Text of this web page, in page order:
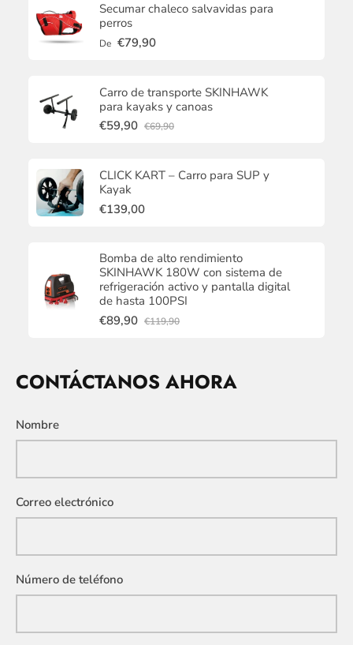
Secumar chaleco salvavidas para
perros
De €79,90
Carro de transporte SKINHAWK
para kayaks y canoas
€59,90 €69,90
CLICK KART – Carro para SUP y
Kayak
€139,00
Bomba de alto rendimiento
SKINHAWK 180W con sistema de
refrigeración activo y pantalla digital
de hasta 100PSI
€89,90 €119,90
CONTÁCTANOS AHORA
Nombre
Correo electrónico
Número de teléfono